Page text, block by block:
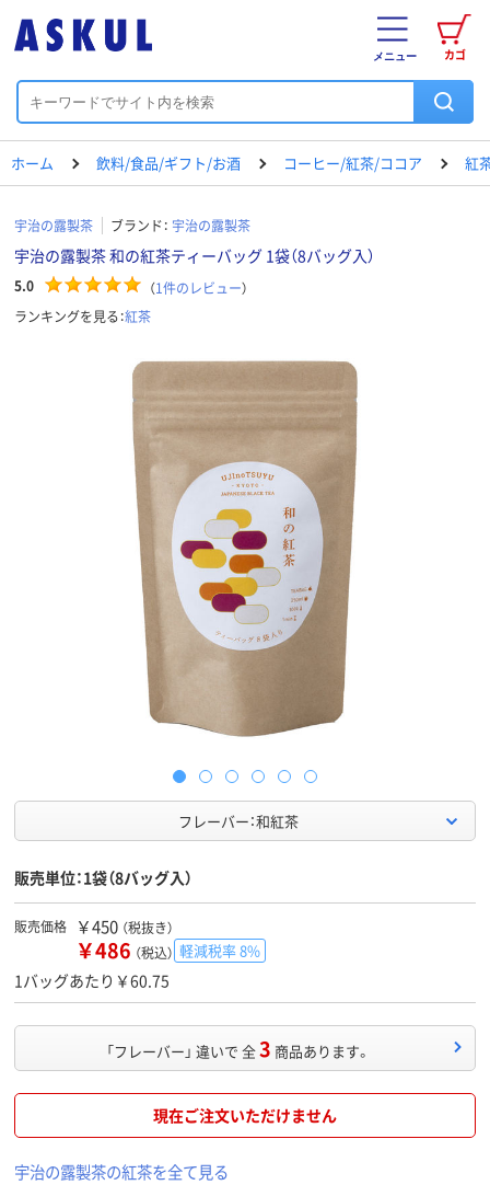
カゴ
メニュー
ホーム 飲料/食品/ギフト/お酒 コーヒー/紅茶/ココア 紅
宇治の露製茶 ブランド： 宇治の露製茶
宇治の露製茶 和の紅茶ティーバッグ 1袋（8バッグ入）
5.0 （1件のレビュー）
ランキングを見る：紅茶
フレーバー：和紅茶
販売単位：1袋（8バッグ入）
販売価格 ￥450 （税抜き）
￥486 （税込） 軽減税率 8%
1バッグあたり￥60.75
「フレーバー」 違いで 全3 商品あります。
現在ご注文いただけません
宇治の露製茶の紅茶を全て見る